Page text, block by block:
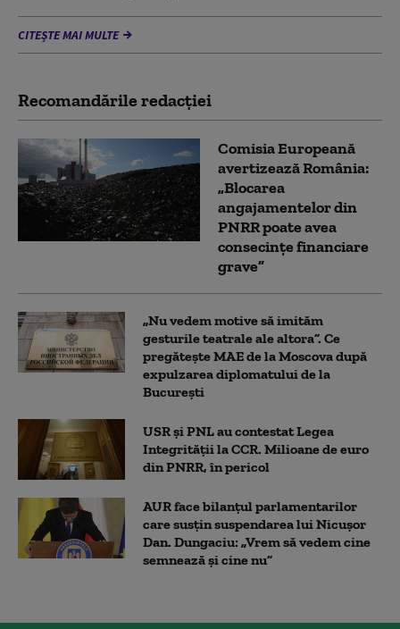
CITEȘTE MAI MULTE
Recomandările redacţiei
Comisia Europeană
avertizează România:
„Blocarea
angajamentelor din
PNRR poate avea
consecințe financiare
grave”
„Nu vedem motive să imităm
gesturile teatrale ale altora”. Ce
pregătește MAE de la Moscova după
expulzarea diplomatului de la
București
USR și PNL au contestat Legea
Integrității la CCR. Milioane de euro
din PNRR, în pericol
AUR face bilanțul parlamentarilor
care susțin suspendarea lui Nicușor
Dan. Dungaciu: „Vrem să vedem cine
semnează și cine nu”